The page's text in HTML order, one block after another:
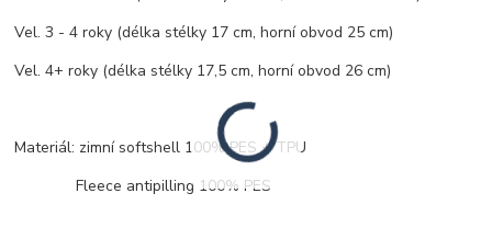
Vel. 3 - 4 roky (délka stélky 17 cm, horní obvod 25 cm)
Vel. 4+ roky (délka stélky 17,5 cm, horní obvod 26 cm)
Materiál: zimní softshell 100% PES + TPU
Fleece antipilling 100% PES